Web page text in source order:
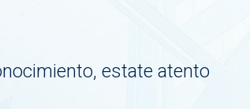
estate atento